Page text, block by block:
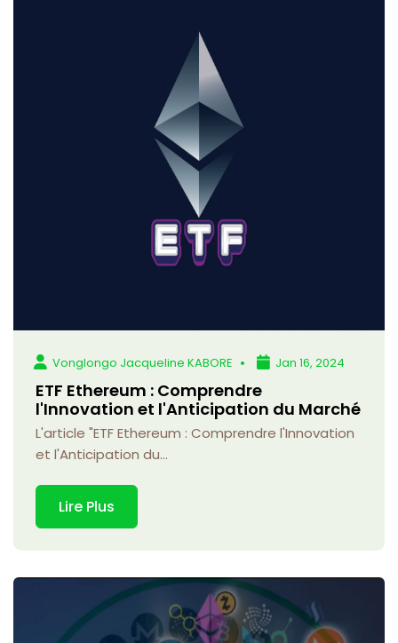
Vonglongo Jacqueline KABORE Jan 16, 2024
ETF Ethereum : Comprendre
l'Innovation et l'Anticipation du Marché
L'article "ETF Ethereum : Comprendre l'Innovation
et l'Anticipation du...
Lire Plus